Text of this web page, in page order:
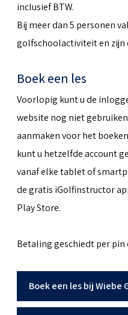
inclusief BTW.
Bij meer dan 5 personen
golfschoolactiviteit en zijn
Boek een les
Voorlopig kunt u de
website nog niet
aanmaken voor het
kunt u hetzelfde account
vanaf elke tablet of
de gratis iGolfinstructor
Play Store.
Betaling geschiedt per pin
Boek een les bij Wiebe